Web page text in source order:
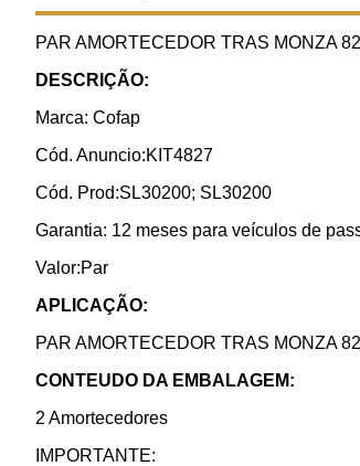
PAR AMORTECEDOR TRAS MONZA
DESCRIÇÃO:
Marca: Cofap
Cód. Anuncio:KIT4827
Cód. Prod:SL30200; SL30200
Garantia: 12 meses para veículos de
Valor:Par
APLICAÇÃO:
PAR AMORTECEDOR TRAS MONZA
CONTEUDO DA EMBALAGEM:
2 Amortecedores
IMPORTANTE: